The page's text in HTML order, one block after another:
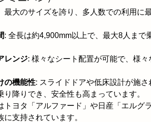
最大のサイズを誇り、多人数での利用に
: 全長は約4,900mm以上で、最大8人まで
レンジ: 様々なシート配置が可能で、様
の機能性: スライドドアや低床設計が施
り降りでき、安全性も高まっています。
トヨタ「アルファード」や日産「エルグ
支持されています。